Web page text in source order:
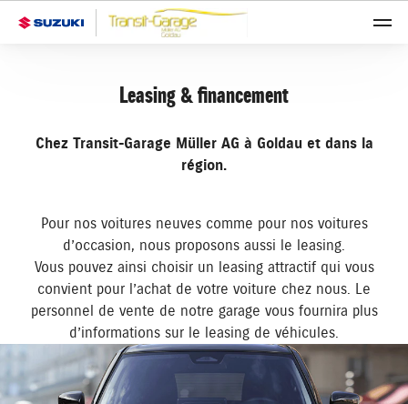
Leasing & financement
Chez Transit-Garage Müller AG à Goldau et dans la
région.
Pour nos voitures neuves comme pour nos voitures
d’occasion, nous proposons aussi le leasing.
Vous pouvez ainsi choisir un leasing attractif qui vous
convient pour l’achat de votre voiture chez nous. Le
personnel de vente de notre garage vous fournira plus
d’informations sur le leasing de véhicules.